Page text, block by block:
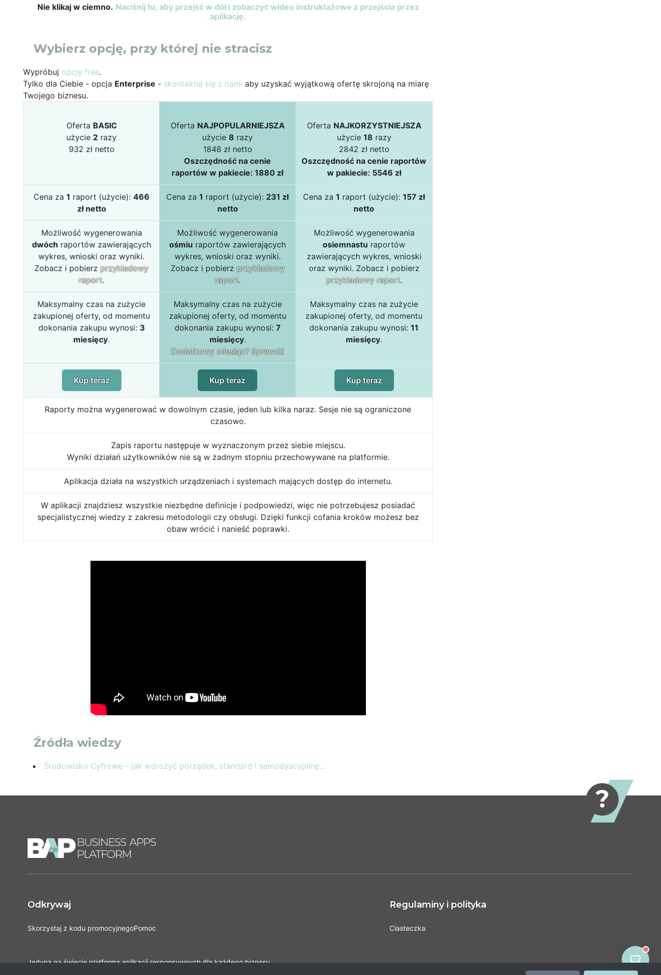
Nie klikaj w ciemno. Naciśnij tu, aby przejść w dół i zobaczyć wideo instruktażowe z przejścia przez
aplikację.
Wybierz opcję, przy której nie stracisz
Wypróbuj opcję free.
Tylko dla Ciebie - opcja Enterprise - skontaktuj się z nami aby uzyskać wyjątkową ofertę skrojoną na miarę
Twojego biznesu.
Oferta BASIC
użycie 2 razy
932 zł netto
Oferta NAJPOPULARNIEJSZA
użycie 8 razy
1848 zł netto
Oszczędność na cenie
raportów w pakiecie: 1880 zł
Oferta NAJKORZYSTNIEJSZA
użycie 18 razy
2842 zł netto
Oszczędność na cenie raportów
w pakiecie: 5546 zł
Cena za 1 raport (użycie): 466
zł netto
Cena za 1 raport (użycie): 231 zł
netto
Cena za 1 raport (użycie): 157 zł
netto
Możliwość wygenerowania
dwóch raportów zawierających
wykres, wnioski oraz wyniki.
Zobacz i pobierz przykładowy
raport.
Możliwość wygenerowania
ośmiu raportów zawierających
wykres, wnioski oraz wyniki.
Zobacz i pobierz przykładowy
raport.
Możliwość wygenerowania
osiemnastu raportów
zawierających wykres, wnioski
oraz wyniki. Zobacz i pobierz
przykładowy raport.
Maksymalny czas na zużycie
zakupionej oferty, od momentu
dokonania zakupu wynosi: 3
miesięcy.
Maksymalny czas na zużycie
zakupionej oferty, od momentu
dokonania zakupu wynosi: 7
miesięcy.
Dodatkowy miesiąc? Sprawdź
Maksymalny czas na zużycie
zakupionej oferty, od momentu
dokonania zakupu wynosi: 11
miesięcy.
Kup teraz Kup teraz Kup teraz
Raporty można wygenerować w dowolnym czasie, jeden lub kilka naraz. Sesje nie są ograniczone
czasowo.
Zapis raportu następuje w wyznaczonym przez siebie miejscu.
Wyniki działań użytkowników nie są w żadnym stopniu przechowywane na platformie.
Aplikacja działa na wszystkich urządzeniach i systemach mających dostęp do internetu.
W aplikacji znajdziesz wszystkie niezbędne definicje i podpowiedzi, więc nie potrzebujesz posiadać
specjalistycznej wiedzy z zakresu metodologii czy obsługi. Dzięki funkcji cofania kroków możesz bez
obaw wrócić i nanieść poprawki.
Źródła wiedzy
Środowisko Cyfrowe – jak wdrożyć porządek, standard i samodyscyplinę...
Odkrywaj
Skorzystaj z kodu promocyjnegoPomoc
Regulaminy i polityka
Ciasteczka
Jedyna na świecie platforma aplikacji responsywnych dla każdego biznesu.